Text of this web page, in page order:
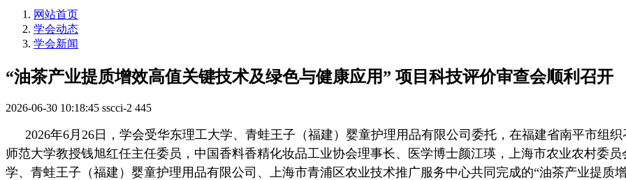
网站首页
学会动态
学会新闻
“油茶产业提质增效高值关键技术及绿色与健康应用” 项目科技评价审查会顺利召开
2026-06-30 10:18:45 sscci-2 445
2026年6月26日，学会受华东理工大学、青蛙王子（福建）婴童护理用品有限公司委托，在福建省南平市组织
师范大学教授钱旭红任主任委员，中国香料香精化妆品工业协会理事长、医学博士颜江瑛，上海市农业农村委
学、青蛙王子（福建）婴童护理用品有限公司、上海市青浦区农业技术推广服务中心共同完成的“油茶产业提质